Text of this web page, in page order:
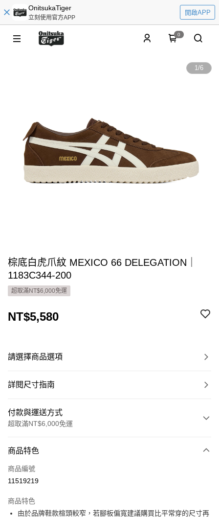
OnitsukaTiger
立刻使用官方APP
開啟APP
0
1/6
棕底白虎爪紋 MEXICO 66 DELEGATION｜
1183C344-200
超取滿NT$6,000免運
NT$5,580
請選擇商品選項
詳閱尺寸指南
付款與運送方式
超取滿NT$6,000免運
信用卡一次付款
超商取貨付款
Apple Pay
商品特色
商品編號
11519219
商品特色
由於品牌鞋款楦頭較窄，若腳板偏寬建議購買比平常穿的尺寸再